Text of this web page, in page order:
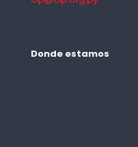
Donde estamos